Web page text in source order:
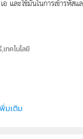
 และใช้มันในการเข้ารหั
ทคโนโลยี
โภคะ,นางสาว อัญชลี หาญหมื่น
มเติม